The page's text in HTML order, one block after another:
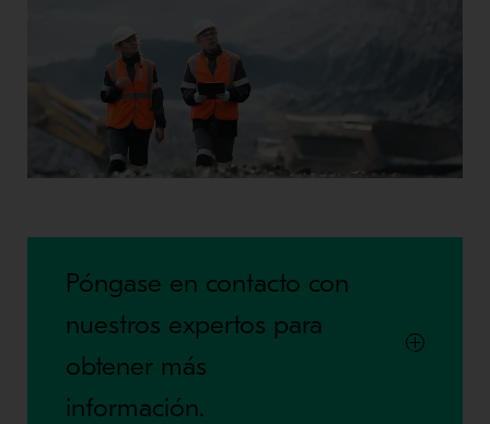
Póngase en contacto con
nuestros expertos para
obtener más
información.